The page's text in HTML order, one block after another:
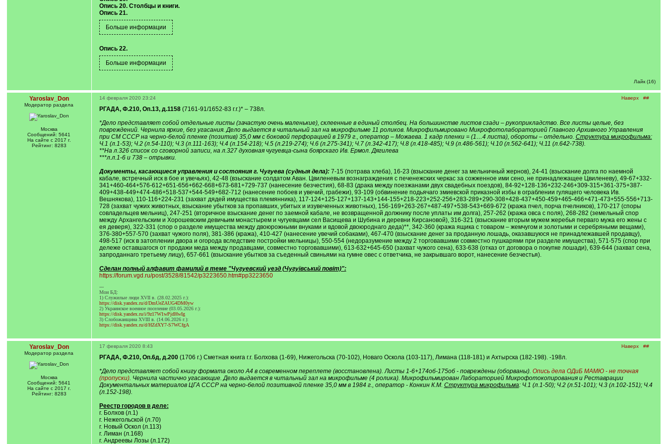
Опись 20. Столбцы и книги.
Опись 21.
Опись 22.
Лайк (16)
Yaroslav_Don
Модератор раздела
Москва
Сообщений: 5641
На сайте с 2017 г.
Рейтинг: 8283
Наверх ##
14 февраля 2020 23:24
РГАДА, Ф.210, Оп.13, д.1158(7161-91/1652-83 г.г.)* – 738л.
*Дело представляет собой отдельные листы (зачастую очень маленькие), склеенные в единый столбец. На большинстве листов сзади – рукоприкладство. Все листы целые, без
повреждений. Чернила яркие, без угасания. Дело выдается в читальный зал на микрофильме 11 роликов. Микрофильмировано Микрофотолабораторией Главного Архивного Управления
при СМ СССР на черно-белой пленке (позитив) 35,0 мм с боковой перфорацией в 1979 г., оператор – Можаева. 1 кадр пленки = (1…4 листа), обороты – отдельно. Структура микрофильма:
Ч.1 (л.1-53); Ч.2 (л.54-110); Ч.3 (л.111-163); Ч.4 (л.154-218); Ч.5 (л.219-274); Ч.6 (л.275-341); Ч.7 (л.342-417); Ч.8 (л.418-485); Ч.9 (л.486-561); Ч.10 (л.562-641); Ч.11 (л.642-738).
**На л.326 список со сговорной записи, на л.327 духовная чугуевца-сына боярскаго Ив. Ермол. Дягилева
***л.л.1-6 и 738 – отрывки.
Документы, касающиеся управления и состояния г. Чугуева (судныя дела): 7-15 (потрава хлеба), 16-23 (взыскание денег за мельничный жернов), 24-41 (взыскание долга по наемной
кабале, встречный иск в бое и увечьях), 42-48 (взыскание солдатом Аван. Цвиленевым вознаграждения с печенежских черкас за сожженное ими сено, не принадлежащее Цвиленеву), 49-67+332-
341+460-464+576-612+651-656+662-668+673-681+729-737 (нанесение безчестия), 68-83 (драка между поезжанами двух свадебных поездов), 84-92+128-136+232-246+309-315+361-375+387-
409+438-449+474-486+518-537+544-549+682-712 (нанесение побоев и увечий, грабежи), 93-109 (обвинение подьячаго змиевской приказной избы в ограблении гулящего человека Ив.
Вешнякова), 110-116+224-231 (захват дядей имущества племянника), 117-124+125-127+137-143+144-155+218-223+252-256+283-289+290-308+428-437+450-459+465-466+471-473+555-556+713-
728 (захват чужих животных, взыскание убытков за пропавших, убитых и изувеченных животных), 156-169+263-267+487-497+538-543+669-672 (кража пчел, порча пчелников), 170-217 (споры
совладельцев мельниц), 247-251 (вторичное взыскание денег по заемной кабале, не возвращенной должнику после уплаты им долга), 257-262 (кража овса с поля), 268-282 (земельный спор
между Архангельским и Хорошевским девичьим монастырем и чугуевцами сел Васищева и Шубина и деревни Кирсановой), 316-321 (взыскание вторым мужем жеребья перваго мужа его жены с
ея деверя), 322-331 (спор о разделе имущества между двоюрожными внуками и вдовой двоюроднаго деда)**, 342-360 (кража ящика с товаром – жемчугом и золотыми и серебряными вещами),
376-380+557-570 (захват чужого поля), 381-386 (кража), 410-427 (нанесение увечий собаками), 467-470 (взыскание денег за проданную лошадь, оказавшуюся не принадлежавшей продавцу),
498-517 (иск в затоплении двора и огорода вследствие постройки мельницы), 550-554 (недоразумение между 2 торговавшими совместно пушкарями при разделе имущества), 571-575 (спор при
дележе оставшагося от продажи меда между продавцами, совместно торговавшими), 613-632+645-650 (захват чужого сена), 633-638 (отказ от договора о покупке лошади), 639-644 (захват сена,
запроданнаго третьему лицу), 657-661 (взыскание убытков за съеденный свиньями на гумне овес с ответчика, не закрывшаго ворот, нанесение безчестья).
Сделан полный алфавит фамилий в теме "Чугуевский уезд (Чугуївський повіт)":
https://forum.vgd.ru/post/3528/81542/p3223650.htm#pp3223650
---
Мои БД:
1) Служилые люди XVII в. (28.02.2025 г.):
https://disk.yandex.ru/d/DmUeZAUG4DM0yw
2) Украинское военное поселение (03.05.2026 г.):
https://disk.yandex.ru/i/9z17W1wPjdHwIg
3) Слобожанщина XVIII в. (14.06.2026 г.):
https://disk.yandex.ru/d/HZdXY7-S7WCfgA
Yaroslav_Don
Модератор раздела
Москва
Сообщений: 5641
На сайте с 2017 г.
Рейтинг: 8283
Наверх ##
17 февраля 2020 8:43
РГАДА, Ф.210, Оп.6д, д.200(1706 г.) Сметная книга г.г. Болхова (1-69), Нижегольска (70-102), Новаго Оскола (103-117), Лимана (118-181) и Ахтырска (182-198). -198л.
*Дело представляет собой книгу формата около А4 в современном переплете (восстановлена). Листы 1-6+174об-175об - повреждены (оборваны). Опись дела ОДиБ МАМЮ - не точная
(пропуски). Чернила частично угасающие. Дело выдается в читальный зал на микрофильме (4 ролика). Микрофильмирован Лабораторией Микрофотокопирования и Реставрации
Документальных материалов ЦГА СССР на черно-белой позитивной пленке 35,0 мм в 1984 г., оператор - Конкин К.М. Структура микрофильма: Ч.1 (л.1-50); Ч.2 (л.51-101); Ч.3 (л.102-151); Ч.4
(л.152-198).
Реестр городов в деле:
г. Болхов (л.1)
г. Нежегольской (л.70)
г. Новый Оскол (л.113)
г. Лиман (л.168)
г. Андреевы Лозы (л.172)